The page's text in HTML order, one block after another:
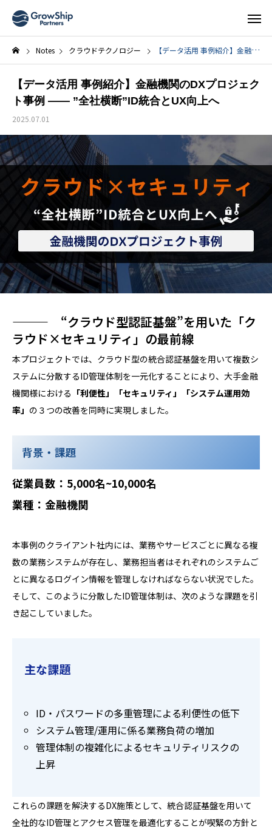
Notes クラウドテクノロジー 【データ活用 事例紹介】金融機関のDXプロジェクト事例 —— ”全社横断”ID統合とUX向上へ
【データ活用 事例紹介】金融機関のDXプロジェク
ト事例 —— ”全社横断”ID統合とUX向上へ
2025.07.01
——— “クラウド型認証基盤”を用いた「ク
ラウド×セキュリティ」の最前線
本プロジェクトでは、クラウド型の統合認証基盤を用いて複数シ
ステムに分散するID管理体制を一元化することにより、大手金融
機関様における 「利便性」「セキュリティ」「システム運用効
率」 の３つの改善を同時に実現しました。
背景・課題
従業員数：5,000名~10,000名
業種：金融機関
本事例のクライアント社内には、業務やサービスごとに異なる複
数の業務システムが存在し、業務担当者はそれぞれのシステムご
とに異なるログイン情報を管理しなければならない状況でした。
そして、このように分散したID管理体制は、次のような課題を引
き起こしていました。
主な課題
ID・パスワードの多重管理による利便性の低下
システム管理/運用に係る業務負荷の増加
管理体制の複雑化によるセキュリティリスクの
上昇
これらの課題を解決するDX施策として、統合認証基盤を用いて
全社的なID管理とアクセス管理を最適化することが喫緊の方針と